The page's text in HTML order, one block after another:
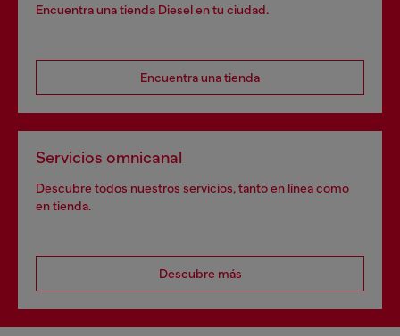
Encuentra una tienda Diesel en tu ciudad.
Encuentra una tienda
Servicios omnicanal
Descubre todos nuestros servicios, tanto en línea como
en tienda.
Descubre más